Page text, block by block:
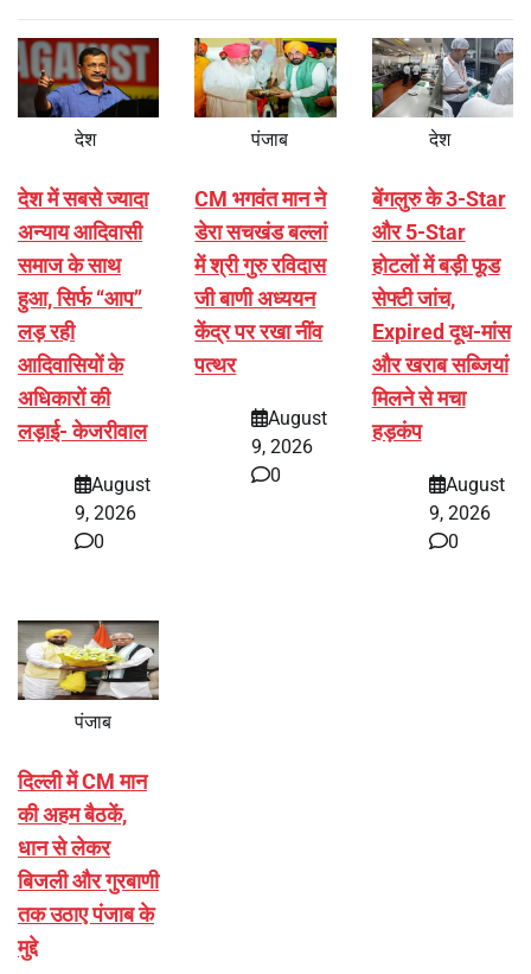
देश
देश में सबसे ज्यादा
अन्याय आदिवासी
समाज के साथ
हुआ, सिर्फ ‘‘आप’’
लड़ रही
आदिवासियों के
अधिकारों की
लड़ाई- केजरीवाल
August
9, 2026
0
पंजाब
CM भगवंत मान ने
डेरा सचखंड बल्लां
में श्री गुरु रविदास
जी बाणी अध्ययन
केंद्र पर रखा नींव
पत्थर
August
9, 2026
0
देश
बेंगलुरु के 3-Star
और 5-Star
होटलों में बड़ी फूड
सेफ्टी जांच,
Expired दूध-मांस
और खराब सब्जियां
मिलने से मचा
हड़कंप
August
9, 2026
0
पंजाब
दिल्ली में CM मान
की अहम बैठकें,
धान से लेकर
बिजली और गुरबाणी
तक उठाए पंजाब के
मुद्दे